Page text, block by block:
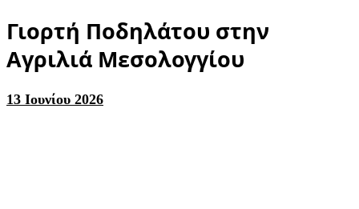
Γιορτή Ποδηλάτου στην
Αγριλιά Μεσολογγίου
13 Ιουνίου 2026